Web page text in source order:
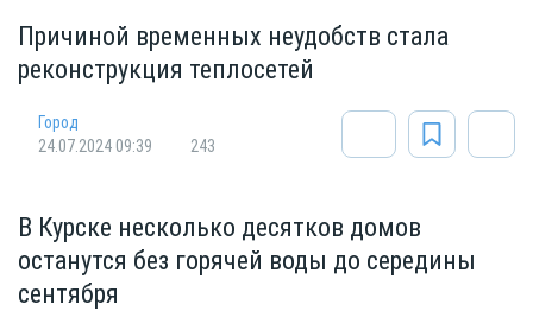
Причиной временных неудобств стала
реконструкция теплосетей
Город
24.07.2024 09:39
243
В Курске несколько десятков домов
останутся без горячей воды до середины
сентября